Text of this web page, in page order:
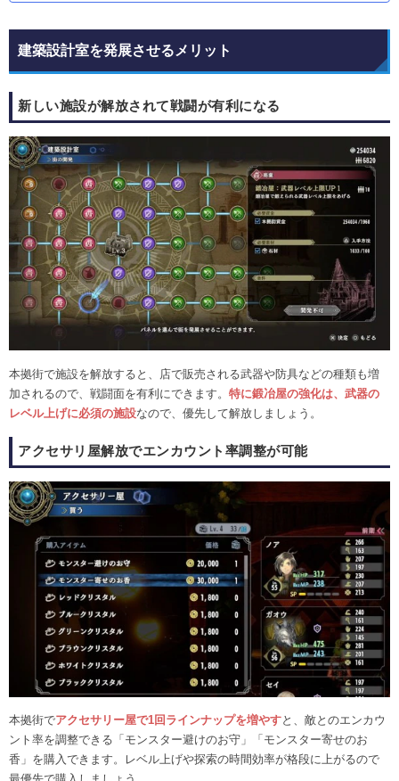
建築設計室を発展させるメリット
新しい施設が解放されて戦闘が有利になる
本拠街で施設を解放すると、店で販売される武器や防具などの種類も増
加されるので、戦闘面を有利にできます。 特に鍛冶屋の強化は、武器の
レベル上げに必須の施設なので、優先して解放しましょう。
アクセサリ屋解放でエンカウント率調整が可能
本拠街でアクセサリー屋で1回ラインナップを増やすと、敵とのエンカウ
ント率を調整できる「モンスター避けのお守」「モンスター寄せのお
香」を購入できます。レベル上げや探索の時間効率が格段に上がるので